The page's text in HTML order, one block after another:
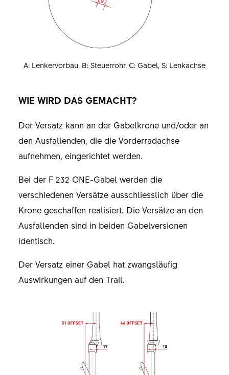
A: Lenkervorbau, B: Steuerrohr, C: Gabel, S: Lenkachse
WIE WIRD DAS GEMACHT?
Der Versatz kann an der Gabelkrone und/oder an
den Ausfallenden, die die Vorderradachse
aufnehmen, eingerichtet werden.
Bei der F 232 ONE-Gabel werden die
verschiedenen Versätze ausschliesslich über die
Krone geschaffen realisiert. Die Versätze an den
Ausfallenden sind in beiden Gabelversionen
identisch.
Der Versatz einer Gabel hat zwangsläufig
Auswirkungen auf den Trail.